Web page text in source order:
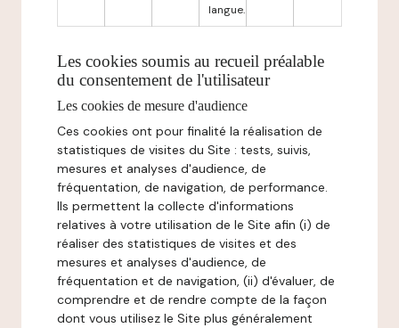
langue.
Les cookies soumis au recueil préalable
du consentement de l'utilisateur
Les cookies de mesure d'audience
Ces cookies ont pour finalité la réalisation de
statistiques de visites du Site : tests, suivis,
mesures et analyses d'audience, de
fréquentation, de navigation, de performance.
Ils permettent la collecte d'informations
relatives à votre utilisation de le Site afin (i) de
réaliser des statistiques de visites et des
mesures et analyses d'audience, de
fréquentation et de navigation, (ii) d'évaluer, de
comprendre et de rendre compte de la façon
dont vous utilisez le Site plus généralement